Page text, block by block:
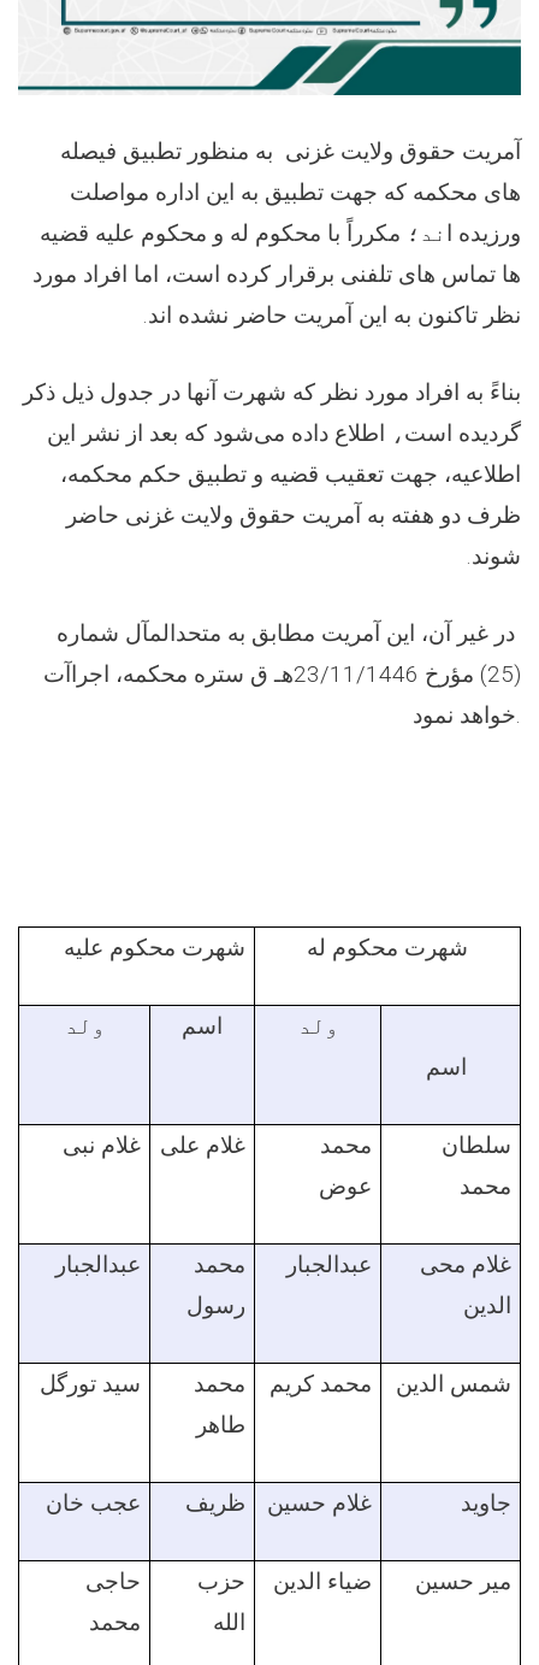
آمریت حقوق ولایت غزنی به منظور تطبیق فیصله
های محکمه که جهت تطبیق به این اداره مواصلت
ورزیده ا ند؛ مکرراً با محکوم له و محکوم علیه قضیه
ها تماس های تلفنی برقرار کرده است، اما افراد مورد
نظر تاکنون به این آمریت حاضر نشده اند
بناءً به افراد مورد نظر که شهرت آنها در جدول ذیل ذکر
گردیده است، اطلاع داده می‌شود که بعد از نشر این
اطلاعیه، جهت تعقیب قضیه و تطبیق حکم محکمه،
ظرف دو هفته به آمریت حقوق ولایت غزنی حاضر
شوند.
در غیر آن، این آمریت مطابق به متحدالمآل شماره
(25) مؤرخ 23/11/1446هـ ق ستره محکمه، اجراآت
خواهد نمود
شهرت محکوم علیه شهرت محکوم له
ولد اسم
ولد
اسم
غلام نبی غلام علی
محمد
عوض
سلطان
محمد
عبدالجبار
محمد
رسول
عبدالجبار
غلام محی
الدین
سید تورگل
محمد
طاهر
محمد کریم شمس الدین
عجب خان ظریف غلام حسین جاوید
حاجی
محمد
حزب
الله
ضیاء الدین میر حسین